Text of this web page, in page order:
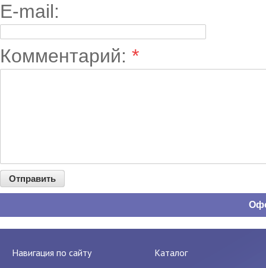
E-mail:
Комментарий: *
Навигация по сайту Каталог